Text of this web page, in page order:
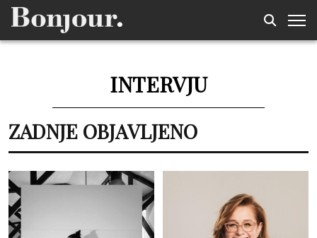
INTERVJU
ZADNJE OBJAVLJENO